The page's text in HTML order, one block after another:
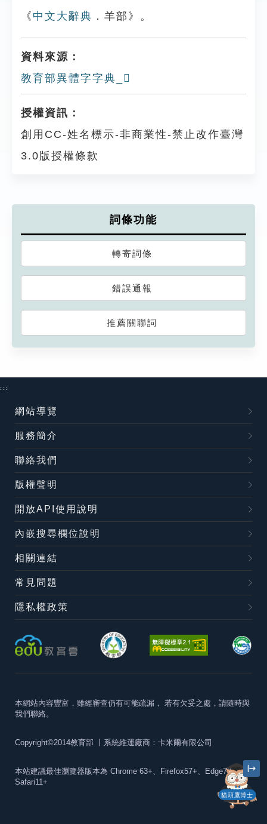
《 中文大辭典 ．羊部》。
資料來源：
教育部異體字字典_𦎥
授權資訊：
創用CC-姓名標示-非商業性-禁止改作臺灣
3.0版授權條款
詞條功能
轉寄詞條
錯誤通報
推薦關聯詞
貓頭鷹博士
:::
網站導覽
服務簡介
聯絡我們
版權聲明
開放API使用說明
內嵌搜尋欄位說明
相關連結
常見問題
隱私權政策
本網站內容豐富，雖經審查仍有可能疏漏， 若有欠妥之處，請隨時與
我們聯絡。
Copyright©2014教育部 丨系統維運廠商：卡米爾有限公司
本站建議最佳瀏覽器版本為 Chrome 63+、Firefox57+、Edge79+及
Safari11+